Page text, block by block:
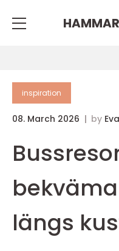
inspiration
08. March 2026 by
längs